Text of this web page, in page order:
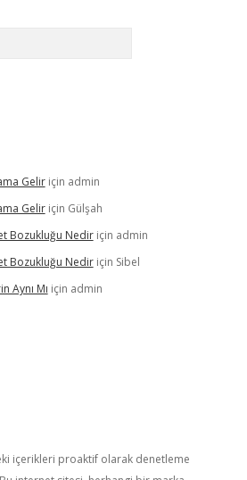
Geliriçin admin
Geliriçin Gülşah
Bozukluğu Nediriçin admin
Bozukluğu Nediriçin Sibel
Aynı Mı için admin
içerikleri proaktif olarak denetleme